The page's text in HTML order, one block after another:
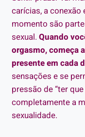
carícias, a
momento são
sexual. Quando
orgasmo, começa
presente em cada
sensações e se
pressão de “ter
completamente a
sexualidade.